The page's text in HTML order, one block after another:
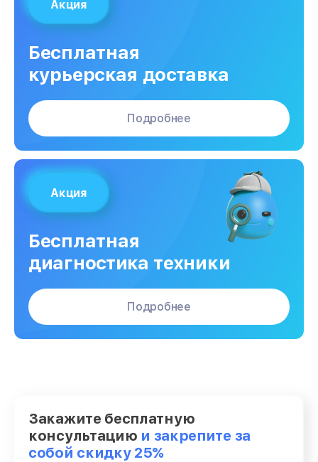
Акция
Бесплатная
курьерская доставка
Подробнее
Акция
Бесплатная
диагностика техники
Подробнее
Закажите бесплатную
консультацию и закрепите за
собой скидку 25%